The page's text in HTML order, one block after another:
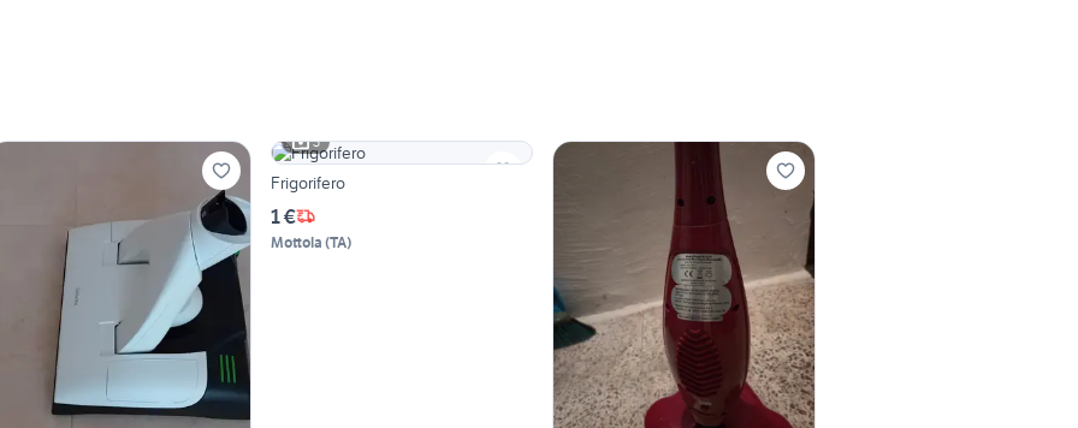
3
Frigorifero
1 €
Mottola (TA)